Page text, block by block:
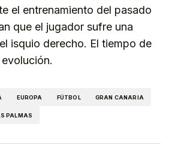
el entrenamiento del pasado
que el jugador sufre una
isquio derecho. El tiempo de
EUROPA FÚTBOL GRAN CANARIA
PALMAS